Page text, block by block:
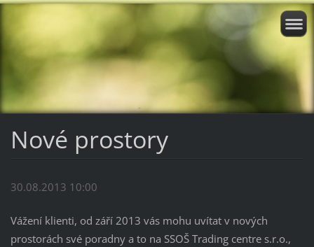
Nové prostory
30.08.2013 10:00
Vážení klienti, od září 2013 vás mohu uvítat v nových
prostorách své poradny a to na SSOŠ Trading centre s.r.o.,